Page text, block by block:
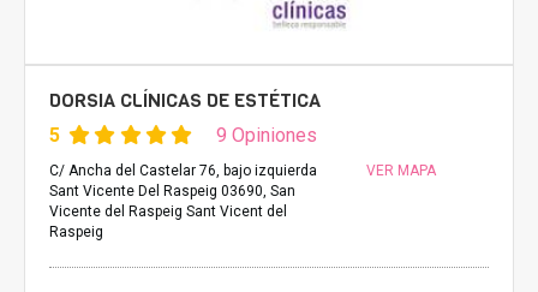
DORSIA CLÍNICAS DE ESTÉTICA
5 9 Opiniones
C/ Ancha del Castelar 76, bajo izquierda
Sant Vicente Del Raspeig 03690, San
Vicente del Raspeig Sant Vicent del
Raspeig
VER MAPA